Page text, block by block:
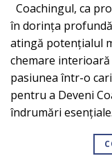
Coachingul, ca
în dorința
atingă potențialul
chemare
pasiunea într-o
pentru a Deveni
îndrumări